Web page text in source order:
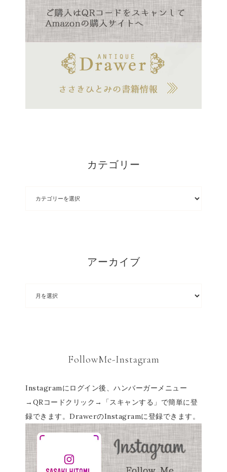
カテゴリー
アーカイブ
FollowMe-Instagram
Instagramにログイン後、ハンバーガーメニュー
→QRコードクリック→「スキャンする」で簡単に登
録できます。DrawerのInstagramに登録できます。